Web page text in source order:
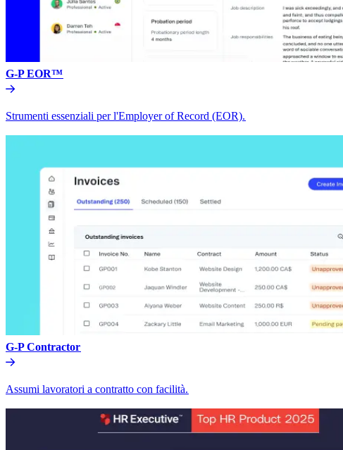
G-P EOR™​​
Strumenti essenziali per l'Employer of Record (EOR).​​
G-P Contractor​​
Assumi lavoratori a contratto con facilità.​​